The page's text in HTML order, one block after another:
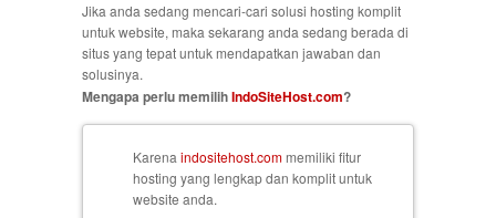
Jika anda sedang mencari-cari solusi hosting komplit
untuk website, maka sekarang anda sedang berada di
situs yang tepat untuk mendapatkan jawaban dan
solusinya.
Mengapa perlu memilihIndoSiteHost.com?
Karena indositehost.commemiliki fitur
hosting yang lengkap dan komplit untuk
website anda.